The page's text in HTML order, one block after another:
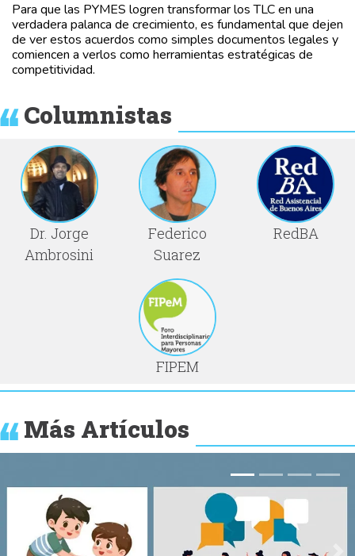
Para que las PYMES logren transformar los TLC en una
verdadera palanca de crecimiento, es fundamental que dejen
de ver estos acuerdos como simples documentos legales y
comiencen a verlos como herramientas estratégicas de
competitividad.
Columnistas
Dr. Jorge
Ambrosini
Federico
Suarez
RedBA
FIPEM
Más Artículos